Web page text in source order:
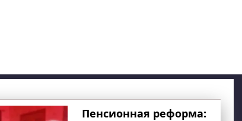
Пенсионная реформа: